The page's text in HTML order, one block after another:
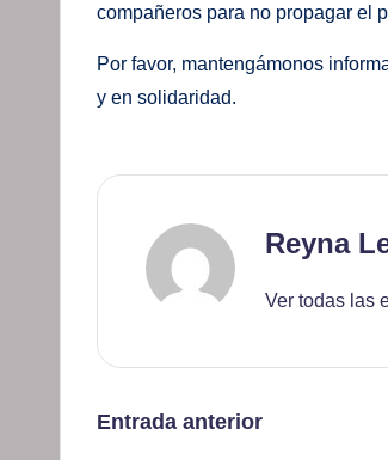
compañeros para no propagar el
Por favor, mantengámonos
y en solidaridad.
Reyna
Ver todas las
Navegación
Entrada anterior